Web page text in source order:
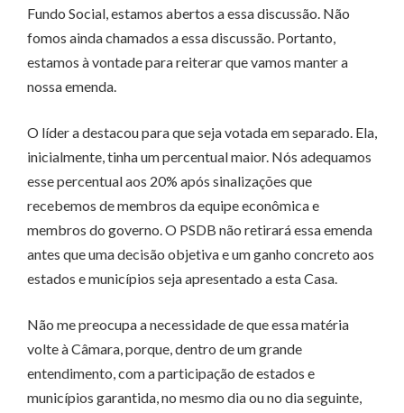
Fundo Social, estamos abertos a essa discussão. Não
fomos ainda chamados a essa discussão. Portanto,
estamos à vontade para reiterar que vamos manter a
nossa emenda.
O líder a destacou para que seja votada em separado. Ela,
inicialmente, tinha um percentual maior. Nós adequamos
esse percentual aos 20% após sinalizações que
recebemos de membros da equipe econômica e
membros do governo. O PSDB não retirará essa emenda
antes que uma decisão objetiva e um ganho concreto aos
estados e municípios seja apresentado a esta Casa.
Não me preocupa a necessidade de que essa matéria
volte à Câmara, porque, dentro de um grande
entendimento, com a participação de estados e
municípios garantida, no mesmo dia ou no dia seguinte,